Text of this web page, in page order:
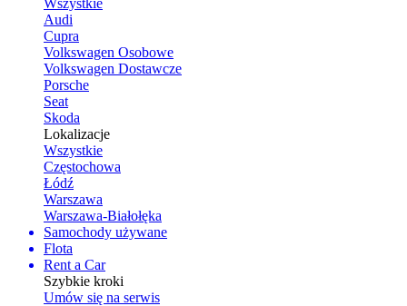
Wszystkie
Audi
Cupra
Volkswagen Osobowe
Volkswagen Dostawcze
Porsche
Seat
Skoda
Lokalizacje
Wszystkie
Częstochowa
Łódź
Warszawa
Warszawa-Białołęka
Samochody używane
Flota
Rent a Car
Szybkie kroki
Umów się na serwis